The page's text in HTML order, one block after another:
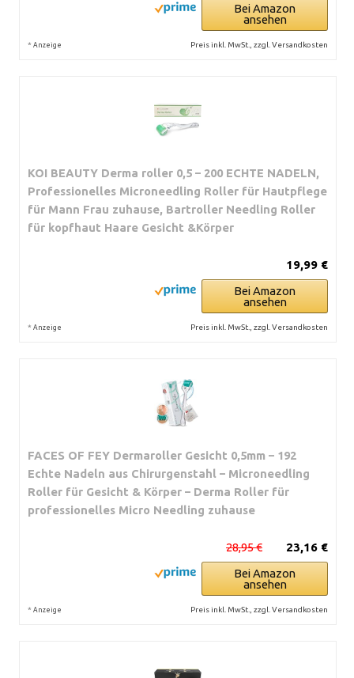
Bei Amazon
ansehen
* Anzeige Preis inkl. MwSt., zzgl. Versandkosten
KOI BEAUTY Derma roller 0,5 – 200 ECHTE NADELN,
Professionelles Microneedling Roller für Hautpflege
für Mann Frau zuhause, Bartroller Needling Roller
für kopfhaut Haare Gesicht &Körper
19,99 €
Bei Amazon
ansehen
* Anzeige Preis inkl. MwSt., zzgl. Versandkosten
FACES OF FEY Dermaroller Gesicht 0,5mm – 192
Echte Nadeln aus Chirurgenstahl – Microneedling
Roller für Gesicht & Körper – Derma Roller für
professionelles Micro Needling zuhause
23,16 €
28,95 €
Bei Amazon
ansehen
* Anzeige Preis inkl. MwSt., zzgl. Versandkosten